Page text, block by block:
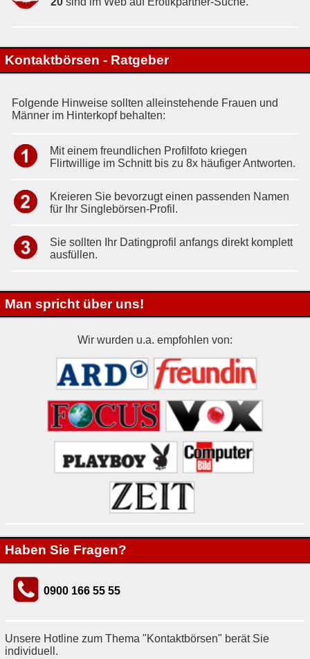
Kontaktbörsen - Ratgeber
Folgende Hinweise sollten alleinstehende Frauen und
Männer im Hinterkopf behalten:
Mit einem freundlichen Profilfoto kriegen
Flirtwillige im Schnitt bis zu 8x häufiger Antworten.
Kreieren Sie bevorzugt einen passenden Namen
für Ihr Singlebörsen-Profil.
Sie sollten Ihr Datingprofil anfangs direkt komplett
ausfüllen.
Man spricht über uns!
Wir wurden u.a. empfohlen von:
Haben Sie Fragen?
0900 166 55 55
Unsere Hotline zum Thema "Kontaktbörsen" berät Sie
individuell.